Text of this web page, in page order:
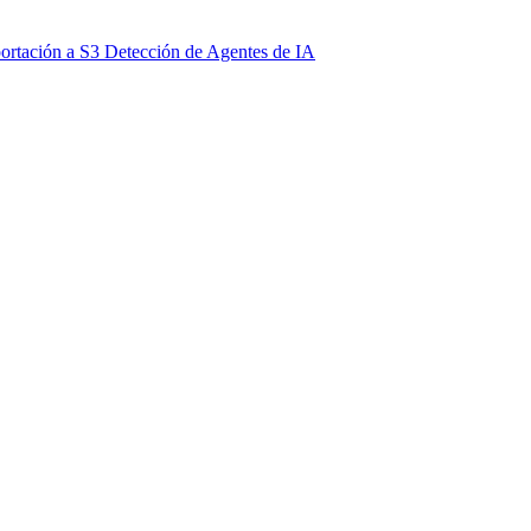
a S3 Detección de Agentes de IA